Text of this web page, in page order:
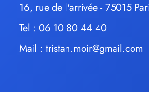
16, rue de l'arrivée - 75015
Tel : 06 10 80 44 40
Mail : tristan.moir@gmail.com